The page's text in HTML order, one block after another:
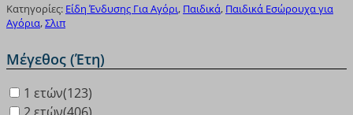
Κατηγορίες: Είδη Ένδυσης Για Αγόρι, Παιδικά, Παιδικά Εσώρουχα για
Αγόρια,Σλιπ
Μέγεθος (Έτη)
1 ετών(123)